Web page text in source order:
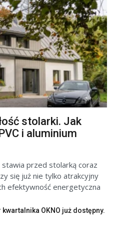
stolarki. Jak
i aluminium
przed stolarką coraz
się już nie tylko atrakcyjny
efektywność energetyczna
kwartalnika OKNO już dostępny.